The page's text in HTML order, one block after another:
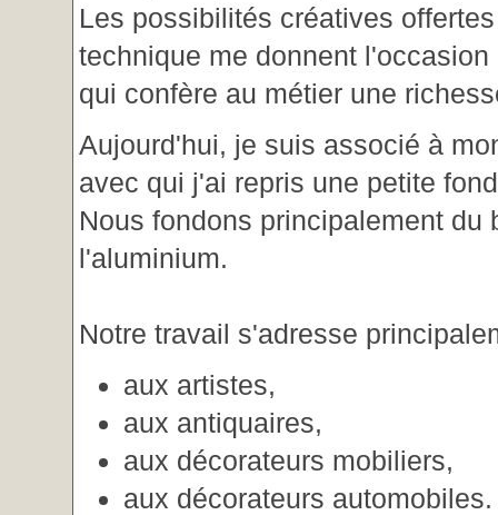
Les possibilités créatives
technique me donnent
qui confère au métier une
Aujourd'hui, je suis associé à
avec qui j'ai repris une petite
Nous fondons principalement
l'aluminium.
Notre travail s'adresse
aux artistes,
aux antiquaires,
aux décorateurs mobiliers,
aux décorateurs automobiles.